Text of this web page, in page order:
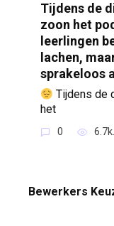
Tijdens de
zoon het
leerlingen
lachen,
sprakeloos
Tijdens de
het
0 6.7k.
Bewerkers